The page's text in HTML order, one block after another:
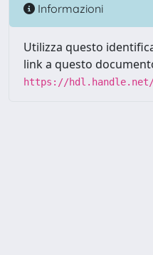
Informazioni
Utilizza questo
link a questo
https://hdl.handle.net/